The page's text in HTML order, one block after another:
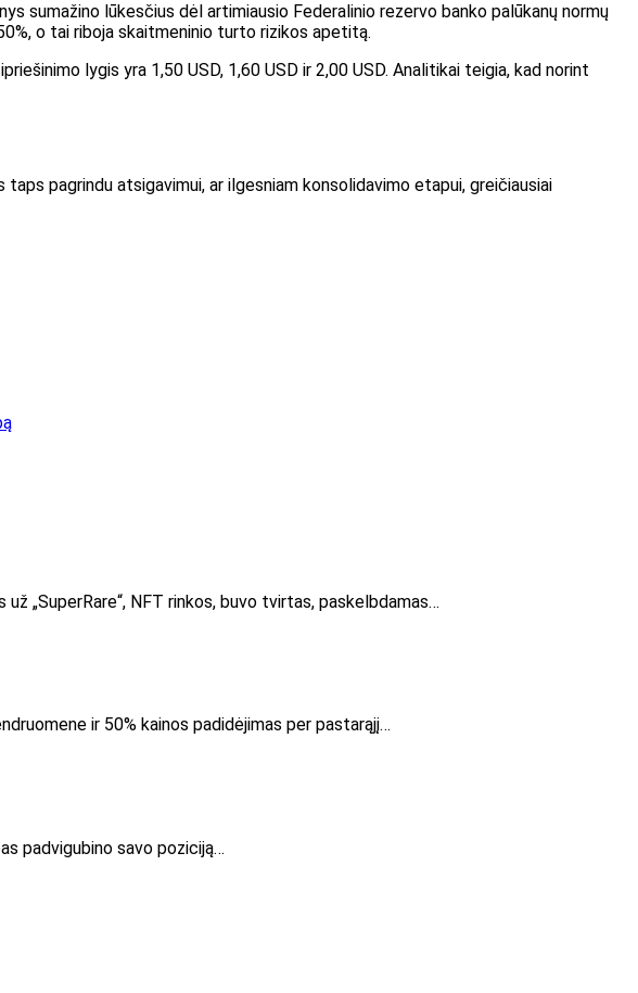
sumažino lūkesčius dėl artimiausio Federalinio rezervo banko palūkanų normų
o tai riboja skaitmeninio turto rizikos apetitą.
lygis yra 1,50 USD, 1,60 USD ir 2,00 USD. Analitikai teigia, kad norint
pagrindu atsigavimui, ar ilgesniam konsolidavimo etapui, greičiausiai
„SuperRare“, NFT rinkos, buvo tvirtas, paskelbdamas…
ir 50% kainos padidėjimas per pastarąjį…
padvigubino savo poziciją…